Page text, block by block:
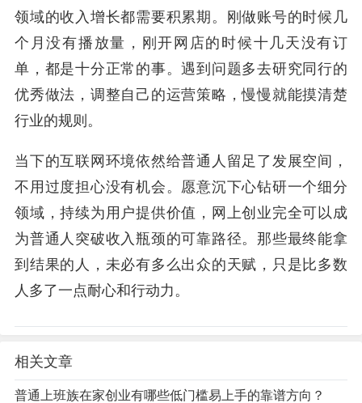
领域的收入增长都需要积累期。刚做账号的时候几
个月没有播放量，刚开网店的时候十几天没有订
单，都是十分正常的事。遇到问题多去研究同行的
优秀做法，调整自己的运营策略，慢慢就能摸清楚
行业的规则。
当下的互联网环境依然给普通人留足了发展空间，
不用过度担心没有机会。愿意沉下心钻研一个细分
领域，持续为用户提供价值，网上创业完全可以成
为普通人突破收入瓶颈的可靠路径。那些最终能拿
到结果的人，未必有多么出众的天赋，只是比多数
人多了一点耐心和行动力。
相关文章
普通上班族在家创业有哪些低门槛易上手的靠谱方向？